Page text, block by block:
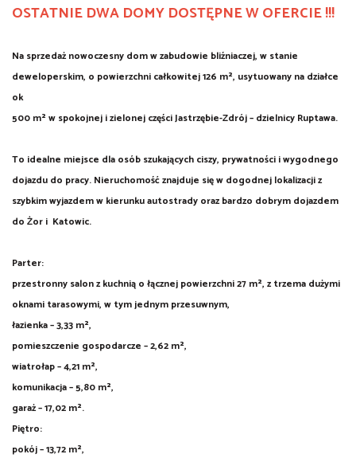
OSTATNIE DWA DOMY DOSTĘPNE W OFERCIE !!!
Na sprzedaż nowoczesny dom w zabudowie bliźniaczej, w stanie
deweloperskim, o powierzchni całkowitej 126 m², usytuowany na działce
ok
500 m² w spokojnej i zielonej części Jastrzębie-Zdrój – dzielnicy Ruptawa.
To idealne miejsce dla osób szukających ciszy, prywatności i wygodnego
dojazdu do pracy. Nieruchomość znajduje się w dogodnej lokalizacji z
szybkim wyjazdem w kierunku autostrady oraz bardzo dobrym dojazdem
do Żor i Katowic.
Parter:
przestronny salon z kuchnią o łącznej powierzchni 27 m², z trzema dużymi
oknami tarasowymi, w tym jednym przesuwnym,
łazienka – 3,33 m²,
pomieszczenie gospodarcze – 2,62 m²,
wiatrołap – 4,21 m²,
komunikacja – 5,80 m²,
garaż – 17,02 m².
Piętro:
pokój – 13,72 m²,